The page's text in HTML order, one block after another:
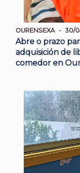
OURENSEXA 30/
Abre o prazo
adquisición de
comedor en